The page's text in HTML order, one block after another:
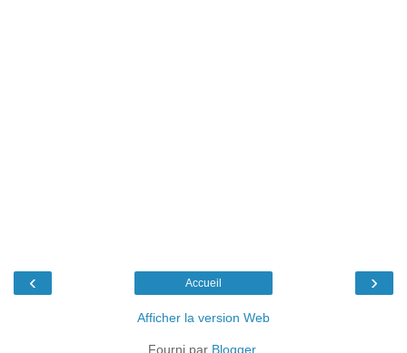
‹ ›
Accueil
Afficher la version Web
Fourni par Blogger.